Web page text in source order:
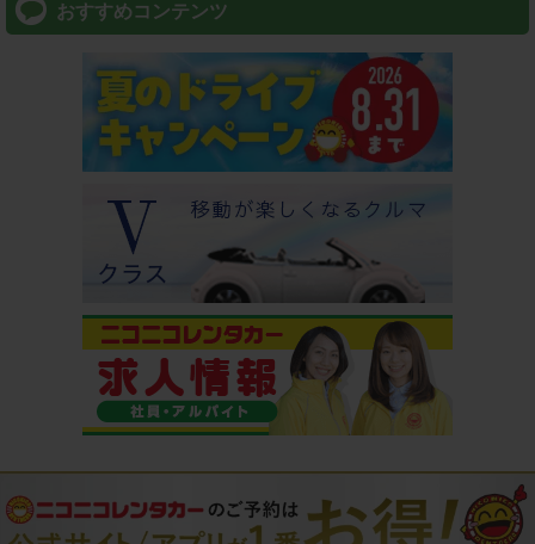
おすすめコンテンツ